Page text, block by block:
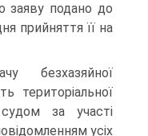
заяву подано до
прийняття її на
безхазяйної
територіальної
за участі
усіх